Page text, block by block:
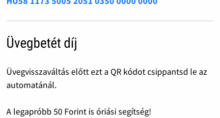
Üvegbetét díj
Üvegvisszaváltás előtt ezt a QR kódot csippantsd le az
automatánál.
A legapróbb 50 Forint is óriási segítség!